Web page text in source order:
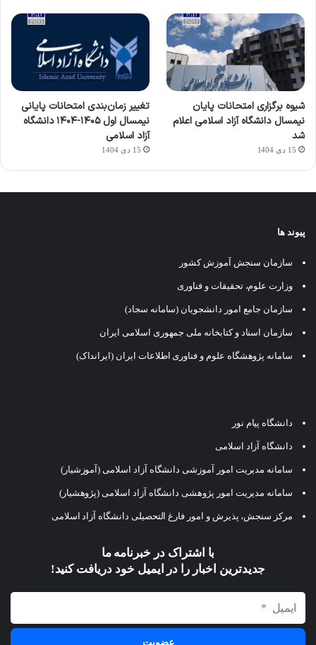
شیوه برگزاری امتحانات پایان
نیمسال دانشگاه آزاد اسلامی اعلام
شد
15 دی 1404
تغییر زمان‌بندی امتحانات پایانی
نیمسال اول ۱۴۰۵-۱۴۰۴ دانشگاه
آزاد اسلامی
15 دی 1404
پیوند ها
سازمان سنجش آموزش کشور
وزارت علوم، تحقیقات و فناوری
سازمان جامع امور دانشجویان (سامانه سجاد)
سازمان اسناد و کتابخانه ملی جمهوری اسلامی ایران
سامانه پژوهشگاه علوم و فناوری اطلاعات ایران (ایرانداک)
دانشگاه پیام نور
دانشگاه آزاد اسلامی
سامانه مدیریت امور آموزشی دانشگاه آزاد اسلامی (آموزشیار)
سامانه مدیریت امور پژوهشی دانشگاه آزاد اسلامی (پژوهشیار)
مرکز سنجش، پذیرش و امور فارغ التحصیلی دانشگاه آزاد اسلامی
با اشتراک در خبرنامه ما
جدیدترین اخبار را در ایمیل خود دریافت کنید!